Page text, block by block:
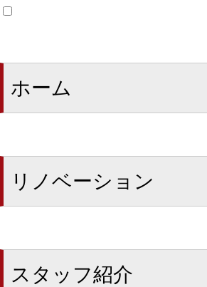
ホーム
リノベーション
スタッフ紹介